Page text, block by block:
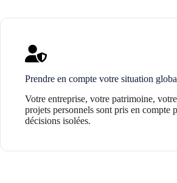
Prendre en compte votre situation
Votre entreprise, votre patrimoine,
projets personnels sont pris en compte
décisions isolées.